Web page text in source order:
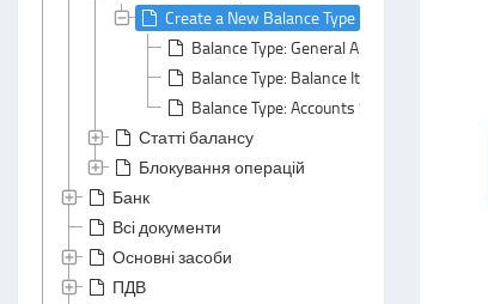
Create a New Balance Type
Balance Type: General Area
Balance Type: Balance Items Section
Balance Type: Accounts Section
Статті балансу
Блокування операцій
Банк
Всі документи
Основні засоби
ПДВ